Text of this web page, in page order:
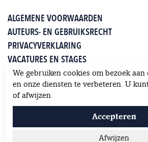
ALGEMENE VOORWAARDEN
AUTEURS- EN GEBRUIKSRECHT
PRIVACYVERKLARING
VACATURES EN STAGES
WHITEPAPERS
KLANTEN OVER JUNG
We gebruiken cookies om bezoek aan
en onze diensten te verbeteren. U
of afwijzen.
Accepteren
Afwijzen